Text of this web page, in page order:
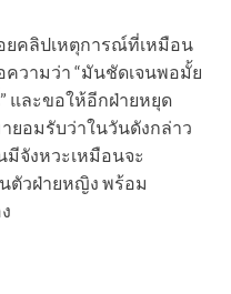
ยคลิปเหตุการณ์ที่เหมือน
วามว่า “มันชัดเจนพอมั้ย
และขอให้อีกฝ่ายหยุด
ยอมรับว่าในวันดังกล่าว
มีจังหวะเหมือนจะ
ตัวฝ่ายหญิง พร้อม